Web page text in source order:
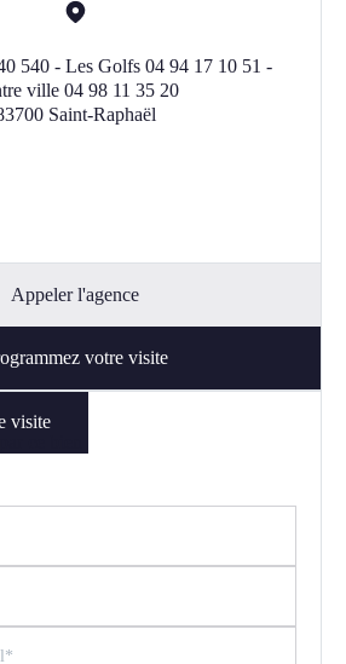
540 - Les Golfs 04 94 17 10 51 -
ville 04 98 11 35 20
Saint-Raphaël
Appeler l'agence
votre visite
visite